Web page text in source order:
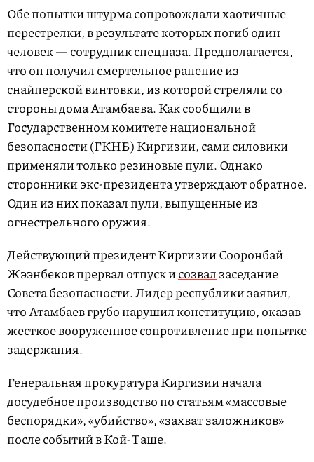
Обе попытки штурма сопровождали хаотичные
перестрелки, в результате которых погиб один
человек — сотрудник спецназа. Предполагается,
что он получил смертельное ранение из
снайперской винтовки, из которой стреляли со
стороны дома Атамбаева. Каксообщилив
Государственном комитете национальной
безопасности (ГКНБ) Киргизии, сами силовики
применяли только резиновые пули. Однако
сторонники экс-президента утверждают обратное.
Один из них показал пули, выпущенные из
огнестрельного оружия.
Действующий президент Киргизии Сооронбай
Жээнбеков прервал отпуск исозвалзаседание
Совета безопасности. Лидер республики заявил,
что Атамбаев грубо нарушил конституцию, оказав
жесткое вооруженное сопротивление при попытке
задержания.
Генеральная прокуратура Киргизииначала
досудебное производство по статьям «массовые
беспорядки», «убийство», «захват заложников»
после событий в Кой-Таше.